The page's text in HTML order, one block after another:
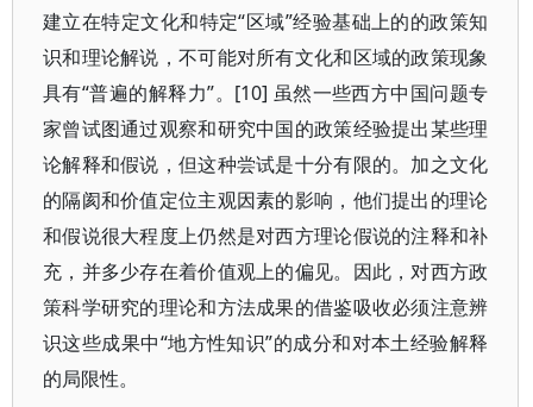
建立在特定文化和特定“区域”经验基础上的的政策知
识和理论解说，不可能对所有文化和区域的政策现象
具有“普遍的解释力”。[10] 虽然一些西方中国问题专
家曾试图通过观察和研究中国的政策经验提出某些理
论解释和假说，但这种尝试是十分有限的。加之文化
的隔阂和价值定位主观因素的影响，他们提出的理论
和假说很大程度上仍然是对西方理论假说的注释和补
充，并多少存在着价值观上的偏见。因此，对西方政
策科学研究的理论和方法成果的借鉴吸收必须注意辨
识这些成果中“地方性知识”的成分和对本土经验解释
的局限性。